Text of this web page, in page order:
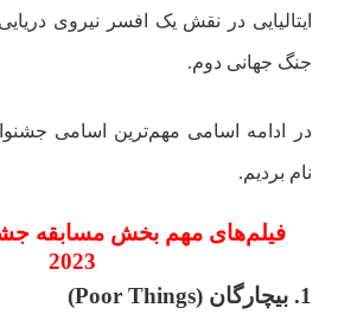
ایتالیایی در نقش یک افسر نیروی
جنگ جهانی دوم.
نام بردیم.
فیلم‌های مهم بخش مسابقه
2023
1. بیچارگان (Poor Things)